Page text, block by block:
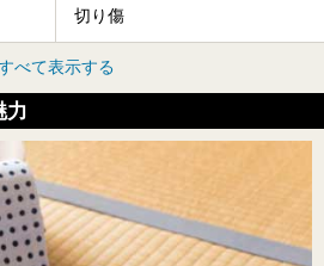
切り傷
べて表示する
力